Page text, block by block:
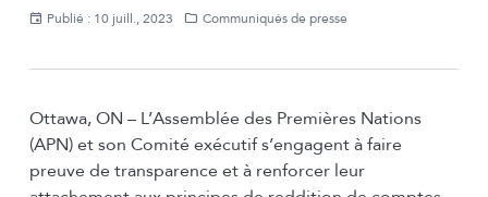
Publié : 10 juill., 2023 Communiqués de presse
Ottawa, ON – L’Assemblée des Premières Nations
(APN) et son Comité exécutif s’engagent à faire
preuve de transparence et à renforcer leur